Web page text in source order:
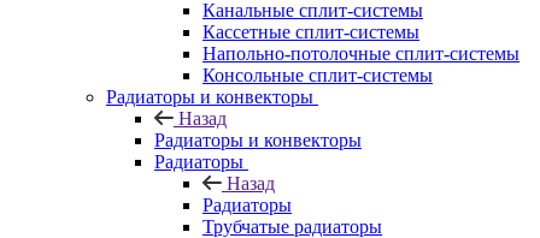
Канальные сплит-системы
Кассетные сплит-системы
Напольно-потолочные сплит-системы
Консольные сплит-системы
Радиаторы и конвекторы
Назад
Радиаторы и конвекторы
Радиаторы
Назад
Радиаторы
Трубчатые радиаторы